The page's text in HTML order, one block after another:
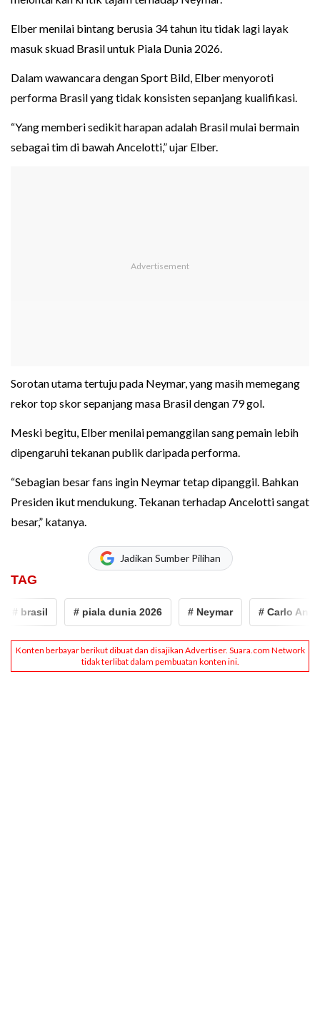
Elber menilai bintang berusia 34 tahun itu tidak lagi layak
masuk skuad Brasil untuk Piala Dunia 2026.
Dalam wawancara dengan Sport Bild, Elber menyoroti
performa Brasil yang tidak konsisten sepanjang kualifikasi.
“Yang memberi sedikit harapan adalah Brasil mulai bermain
sebagai tim di bawah Ancelotti,” ujar Elber.
Sorotan utama tertuju pada Neymar, yang masih memegang
rekor top skor sepanjang masa Brasil dengan 79 gol.
Meski begitu, Elber menilai pemanggilan sang pemain lebih
dipengaruhi tekanan publik daripada performa.
“Sebagian besar fans ingin Neymar tetap dipanggil. Bahkan
Presiden ikut mendukung. Tekanan terhadap Ancelotti sangat
besar,” katanya.
Jadikan Sumber Pilihan
TAG
# brasil # piala dunia 2026 # Neymar # Carlo